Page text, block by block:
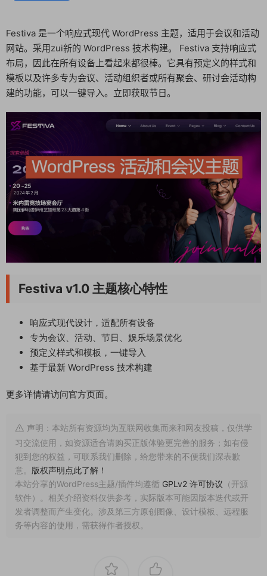
Festiva 是一个响应式现代 WordPress 主题，适用于会议和活动
网站。采用zui新的 WordPress 技术构建。 Festiva 支持响应式
布局，因此在所有设备上看起来都很棒。它具有预定义的样式和
模板以及许多专为会议、活动组织者或所有聚会、研讨会活动构
建的功能，可以一键导入。立即获取节日。
Festiva v1.0 主题核心特性
响应式现代设计，适配所有设备
专为会议、活动、节日、娱乐场景优化
预定义样式和模板，一键导入
基于最新 WordPress 技术构建
更多详情请访问官方页面。
声明：本站所有资源均为互联网收集而来和网友投稿，仅供学
习交流使用，如资源适合请购买正版体验更完善的服务；如有侵
犯到您的权益，可联系我们删除，给您带来的不便我们深表歉
意。 版权声明点此了解！
本站分享的WordPress主题/插件均遵循 GPLv2 许可协议 （开源
软件）。相关介绍资料仅供参考，实际版本可能因版本迭代或开
发者调整而产生变化。涉及第三方原创图像、设计模板、远程服
务等内容的使用，需获得作者授权。